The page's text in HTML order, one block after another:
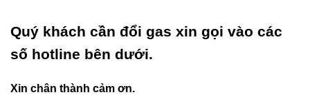
Quý khách cần đổi gas xin gọi vào các
số hotline bên dưới.
Xin chân thành cảm ơn.